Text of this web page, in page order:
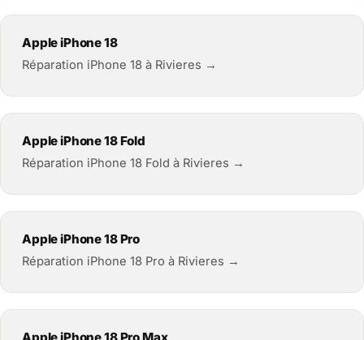
Apple iPhone 18
Réparation iPhone 18 à Rivieres →
Apple iPhone 18 Fold
Réparation iPhone 18 Fold à Rivieres →
Apple iPhone 18 Pro
Réparation iPhone 18 Pro à Rivieres →